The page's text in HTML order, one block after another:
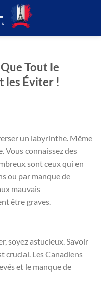
Tout le
les Éviter !
un labyrinthe. Même
Vous connaissez des
sont ceux qui en
ou par manque de
mauvais
être graves.
soyez astucieux. Savoir
crucial. Les Canadiens
et le manque de